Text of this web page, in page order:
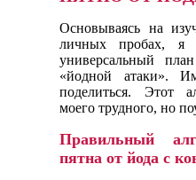
Основываясь на
личных пробах, я
универсальный
«йодной атаки».
поделиться. Этот
моего трудного, но
Правильный
пятна от йода с